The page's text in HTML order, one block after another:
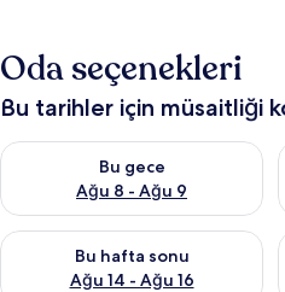
Oda seçenekleri
Bu tarihler için müsaitliği
Bu gece
Ağu 8 - Ağu 9
Bu gece için müsaitliği kontrol et
Bu hafta sonu
Ağu 14 - Ağu 16
Bu hafta sonu için müsaitliği